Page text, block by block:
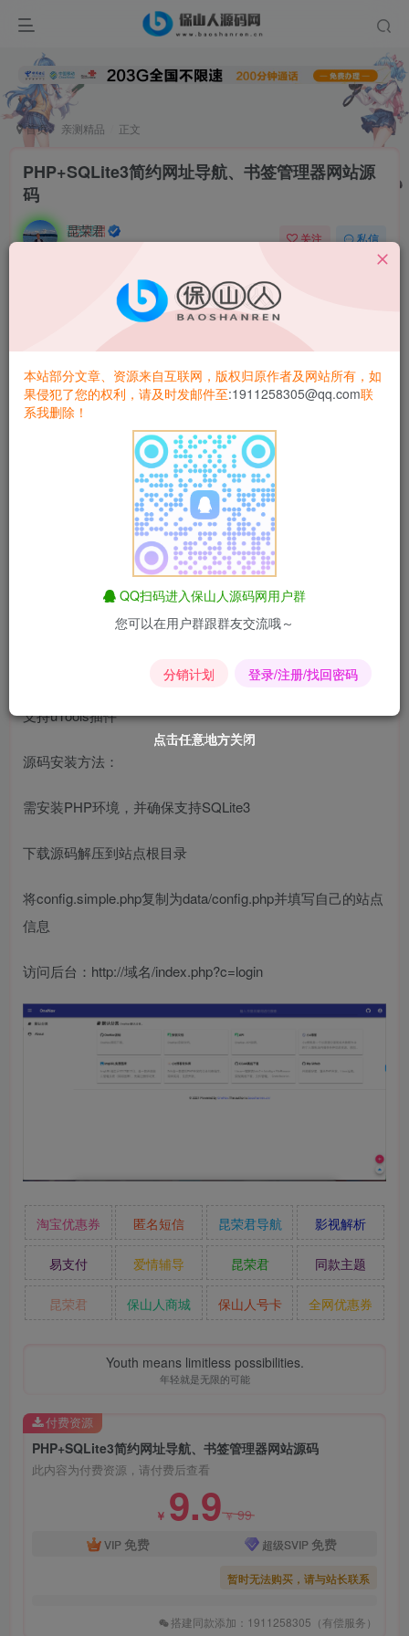
首页 亲测精品 正文
PHP+SQLite3简约网址导航、书签管理器网站源
码
昆荣君
2年前更新
关注 私信
PHP+SQLite3简约网址导航、书签管理器网站源码
功能特色：
支持后台管理
支持链接信息自动识别
支持uTools插件
源码安装方法：
需安装PHP环境，并确保支持SQLite3
下载源码解压到站点根目录
将config.simple.php复制为data/config.php并填写自己的站点
信息
访问后台：http://域名/index.php?c=login
淘宝优惠券 匿名短信 昆荣君导航 影视解析
易支付 爱情辅导 昆荣君 同款主题
昆荣君 保山人商城 保山人号卡 全网优惠券
Youth means limitless possibilities.
年轻就是无限的可能
PHP+SQLite3简约网址导航、书签管理器网站源码
此内容为付费资源，请付费后查看
￥ 9.9￥99
VIP 免费 超级SVIP 免费
暂时无法购买，请与站长联系
搭建同款添加：1911258305（有偿服务）
付费资源
点击任意地方关闭
点击任意地方关闭
点击任意地方关闭
点击任意地方关闭
点击任意地方关闭
点击任意地方关闭
本站部分文章、资源来自互联网，版权归原作者及网站所有，如
果侵犯了您的权利，请及时发邮件至:1911258305@qq.com联
系我删除！
QQ扫码进入保山人源码网用户群
您可以在用户群跟群友交流哦～
分销计划 登录/注册/找回密码